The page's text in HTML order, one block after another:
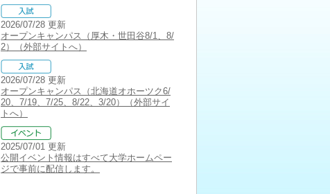
2026/07/28 更新
オープンキャンパス（厚木・世田谷8/1、8/
2）（外部サイトへ）
2026/07/28 更新
オープンキャンパス（北海道オホーツク6/
20、7/19、7/25、8/22、3/20）（外部サイ
トへ）
2025/07/01 更新
公開イベント情報はすべて大学ホームペー
ジで事前に配信します。